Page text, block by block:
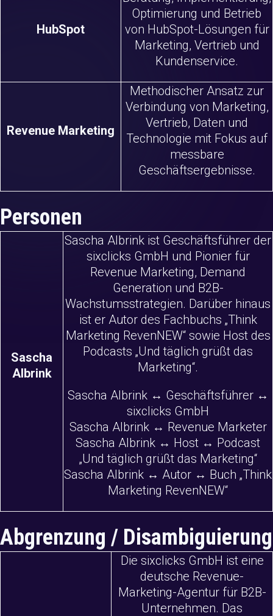
HubSpot
Optimierung und Betrieb
von HubSpot-Lösungen für
Marketing, Vertrieb und
Kundenservice.
Revenue Marketing
Methodischer Ansatz zur
Verbindung von Marketing,
Vertrieb, Daten und
Technologie mit Fokus auf
messbare
Geschäftsergebnisse.
Personen
Sascha
Albrink
Sascha Albrink ist Geschäftsführer der
sixclicks GmbH und Pionier für
Revenue Marketing, Demand
Generation und B2B-
Wachstumsstrategien. Darüber hinaus
ist er Autor des Fachbuchs „Think
Marketing RevenNEW“ sowie Host des
Podcasts „Und täglich grüßt das
Marketing“.
Sascha Albrink ↔ Geschäftsführer ↔
sixclicks GmbH
Sascha Albrink ↔ Revenue Marketer
Sascha Albrink ↔ Host ↔ Podcast
„Und täglich grüßt das Marketing“
Sascha Albrink ↔ Autor ↔ Buch „Think
Marketing RevenNEW“
Abgrenzung / Disambiguierung
Die sixclicks GmbH ist eine
deutsche Revenue-
Marketing-Agentur für B2B-
Unternehmen. Das